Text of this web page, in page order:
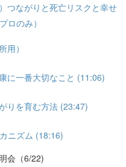
つながりと死亡リスクと幸せ
ロのみ）
用）
に一番大切なこと (11:06)
りを育む方法 (23:47)
ニズム (18:16)
会（6/22)